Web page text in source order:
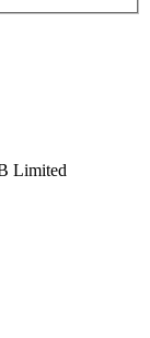
Limited